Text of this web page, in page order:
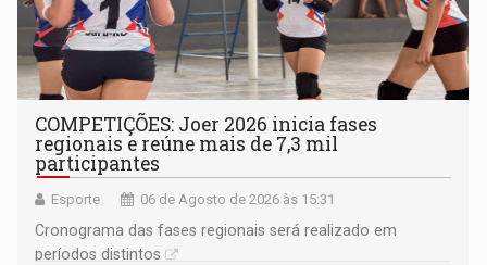
COMPETIÇÕES: Joer 2026 inicia fases
regionais e reúne mais de 7,3 mil
participantes
Esporte 06 de Agosto de 2026 às 15:31
Cronograma das fases regionais será realizado em
períodos distintos